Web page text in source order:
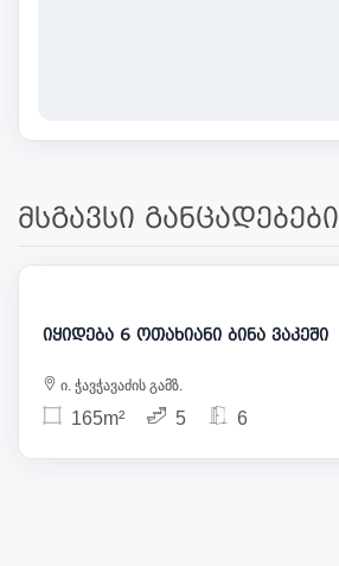
მსგავსი განცადებები
იყიდება 6 ოთახიანი ბინა ვაკეში
ი. ჭავჭავაძის გამზ.
165m² 5 6